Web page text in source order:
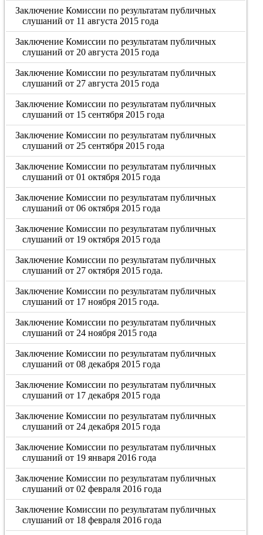
Заключение Комиссии по результатам публичных
слушаний от 11 августа 2015 года
Заключение Комиссии по результатам публичных
слушаний от 20 августа 2015 года
Заключение Комиссии по результатам публичных
слушаний от 27 августа 2015 года
Заключение Комиссии по результатам публичных
слушаний от 15 сентября 2015 года
Заключение Комиссии по результатам публичных
слушаний от 25 сентября 2015 года
Заключение Комиссии по результатам публичных
слушаний от 01 октября 2015 года
Заключение Комиссии по результатам публичных
слушаний от 06 октября 2015 года
Заключение Комиссии по результатам публичных
слушаний от 19 октября 2015 года
Заключение Комиссии по результатам публичных
слушаний от 27 октября 2015 года.
Заключение Комиссии по результатам публичных
слушаний от 17 ноября 2015 года.
Заключение Комиссии по результатам публичных
слушаний от 24 ноября 2015 года
Заключение Комиссии по результатам публичных
слушаний от 08 декабря 2015 года
Заключение Комиссии по результатам публичных
слушаний от 17 декабря 2015 года
Заключение Комиссии по результатам публичных
слушаний от 24 декабря 2015 года
Заключение Комиссии по результатам публичных
слушаний от 19 января 2016 года
Заключение Комиссии по результатам публичных
слушаний от 02 февраля 2016 года
Заключение Комиссии по результатам публичных
слушаний от 18 февраля 2016 года